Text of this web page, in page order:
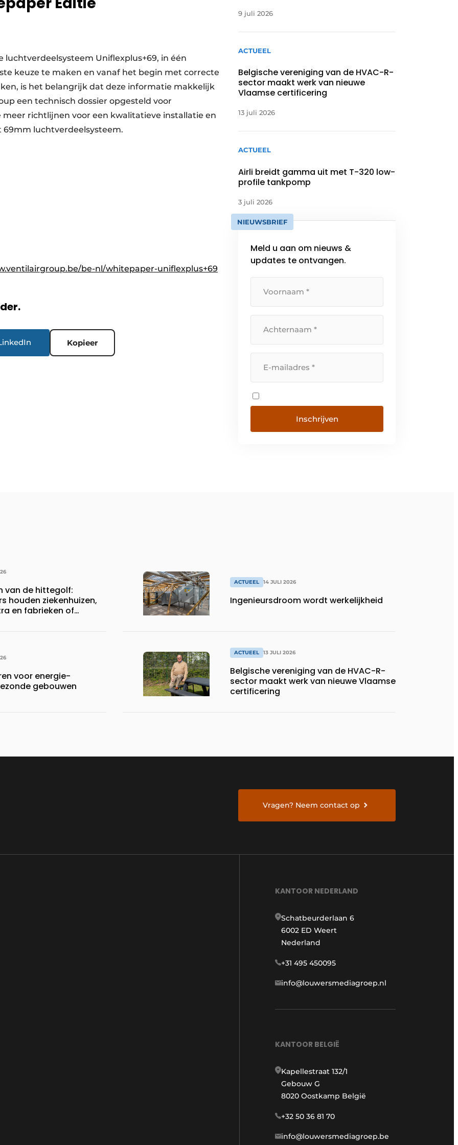
Uniflexplus+69, in één
keuze te maken en vanaf het begin met correcte
is het belangrijk dat deze informatie makkelijk
een technisch dossier opgesteld voor
meer richtlijnen voor een kwalitatieve installatie en
69mm luchtverdeelsysteem.
be-nl/whitepaper-uniflexplus+69
Kopieer
9 juli 2026
ACTUEEL
Belgische vereniging van de HVAC-R-
sector maakt werk van nieuwe
Vlaamse certificering
13 juli 2026
ACTUEEL
Airli breidt gamma uit met T-320 low-
profile tankpomp
3 juli 2026
NIEUWSBRIEF
Meld u aan om nieuws &
updates te ontvangen.
van de hittegolf:
houden ziekenhuizen,
en fabrieken of
voor energie-
gebouwen
ACTUEEL 14 JULI 2026
Ingenieursdroom wordt werkelijkheid
ACTUEEL 13 JULI 2026
Belgische vereniging van de HVAC-R-
sector maakt werk van nieuwe Vlaamse
certificering
Vragen? Neem contact op
KANTOOR NEDERLAND
Schatbeurderlaan 6
6002 ED Weert
Nederland
+31 495 450095
info@louwersmediagroep.nl
KANTOOR BELGIË
Kapellestraat 132/1
Gebouw G
8020 Oostkamp België
+32 50 36 81 70
info@louwersmediagroep.be